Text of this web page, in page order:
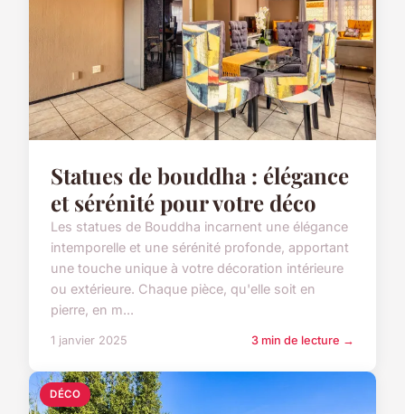
Statues de bouddha : élégance
et sérénité pour votre déco
Les statues de Bouddha incarnent une élégance
intemporelle et une sérénité profonde, apportant
une touche unique à votre décoration intérieure
ou extérieure. Chaque pièce, qu'elle soit en
pierre, en m...
1 janvier 2025 3 min de lecture →
DÉCO